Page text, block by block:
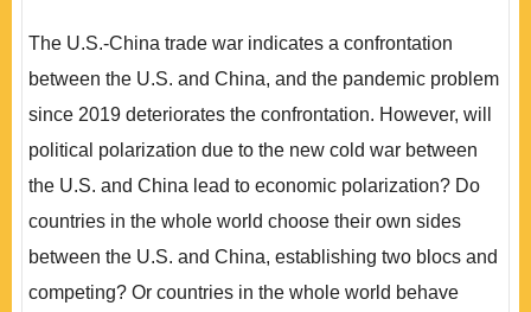
The U.S.-China trade war indicates a confrontation
between the U.S. and China, and the pandemic problem
since 2019 deteriorates the confrontation. However, will
political polarization due to the new cold war between
the U.S. and China lead to economic polarization? Do
countries in the whole world choose their own sides
between the U.S. and China, establishing two blocs and
competing? Or countries in the whole world behave